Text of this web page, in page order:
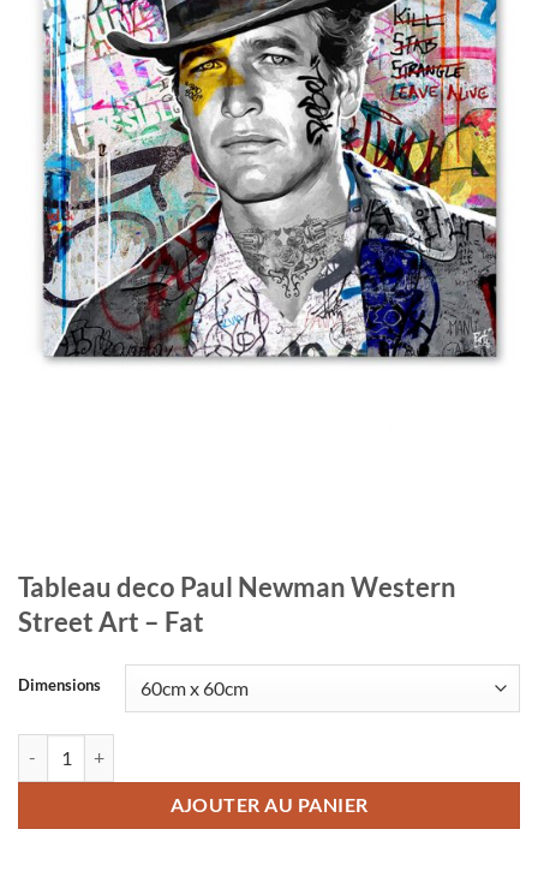
Tableau deco Paul Newman Western
Street Art – Fat
Dimensions
AJOUTER AU PANIER